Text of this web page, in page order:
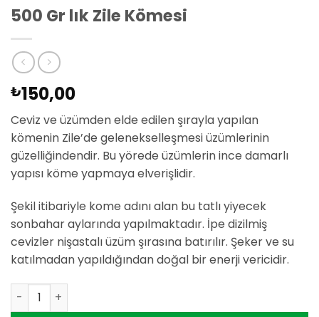
500 Gr lık Zile Kömesi
₺150,00
Ceviz ve üzümden elde edilen şırayla yapılan
kömenin Zile’de gelenekselleşmesi üzümlerinin
güzelliğindendir. Bu yörede üzümlerin ince damarlı
yapısı köme yapmaya elverişlidir.
Şekil itibariyle kome adını alan bu tatlı yiyecek
sonbahar aylarında yapılmaktadır. İpe dizilmiş
cevizler nişastalı üzüm şırasına batırılır. Şeker ve su
katılmadan yapıldığından doğal bir enerji vericidir.
500 Gr lık Zile Kömesi adet